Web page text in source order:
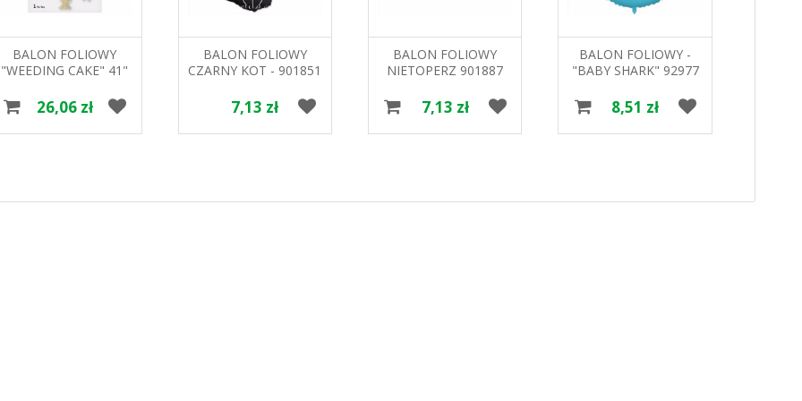
BALON FOLIOWY
"WEEDING CAKE" 41"
26,06 zł
BALON FOLIOWY
CZARNY KOT - 901851
7,13 zł
BALON FOLIOWY
NIETOPERZ 901887
7,13 zł
BALON FOLIOWY -
"BABY SHARK" 92977
8,51 zł